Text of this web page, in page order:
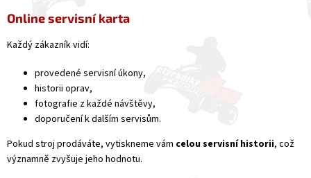
Online servisní karta
Každý zákazník vidí:
provedené servisní úkony,
historii oprav,
fotografie z každé návštěvy,
doporučení k dalším servisům.
Pokud stroj prodáváte, vytiskneme vám celou servisní historii, což
významně zvyšuje jeho hodnotu.